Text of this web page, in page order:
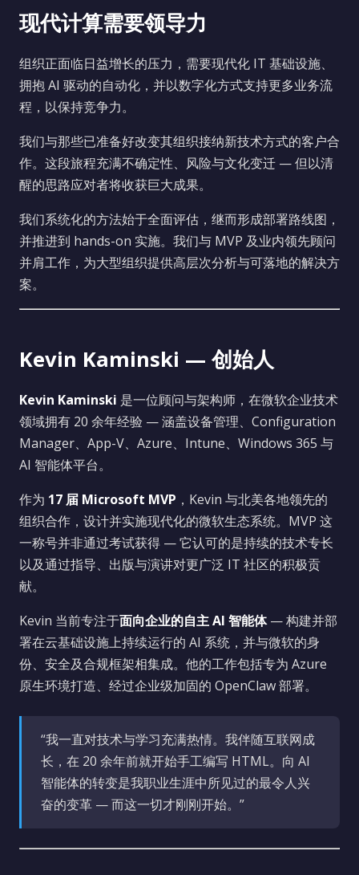
现代计算需要领导力
组织正面临日益增长的压力，需要现代化 IT 基础设施、
拥抱 AI 驱动的自动化，并以数字化方式支持更多业务流
程，以保持竞争力。
我们与那些已准备好改变其组织接纳新技术方式的客户合
作。这段旅程充满不确定性、风险与文化变迁 — 但以清
醒的思路应对者将收获巨大成果。
我们系统化的方法始于全面评估，继而形成部署路线图，
并推进到 hands-on 实施。我们与 MVP 及业内领先顾问
并肩工作，为大型组织提供高层次分析与可落地的解决方
案。
Kevin Kaminski — 创始人
Kevin Kaminski 是一位顾问与架构师，在微软企业技术
领域拥有 20 余年经验 — 涵盖设备管理、Configuration
Manager、App-V、Azure、Intune、Windows 365 与
AI 智能体平台。
作为 17 届 Microsoft MVP ，Kevin 与北美各地领先的
组织合作，设计并实施现代化的微软生态系统。MVP 这
一称号并非通过考试获得 — 它认可的是持续的技术专长
以及通过指导、出版与演讲对更广泛 IT 社区的积极贡
献。
Kevin 当前专注于面向企业的自主 AI 智能体— 构建并部
署在云基础设施上持续运行的 AI 系统，并与微软的身
份、安全及合规框架相集成。他的工作包括专为 Azure
原生环境打造、经过企业级加固的 OpenClaw 部署。
“我一直对技术与学习充满热情。我伴随互联网成
长，在 20 余年前就开始手工编写 HTML。向 AI
智能体的转变是我职业生涯中所见过的最令人兴
奋的变革 — 而这一切才刚刚开始。”